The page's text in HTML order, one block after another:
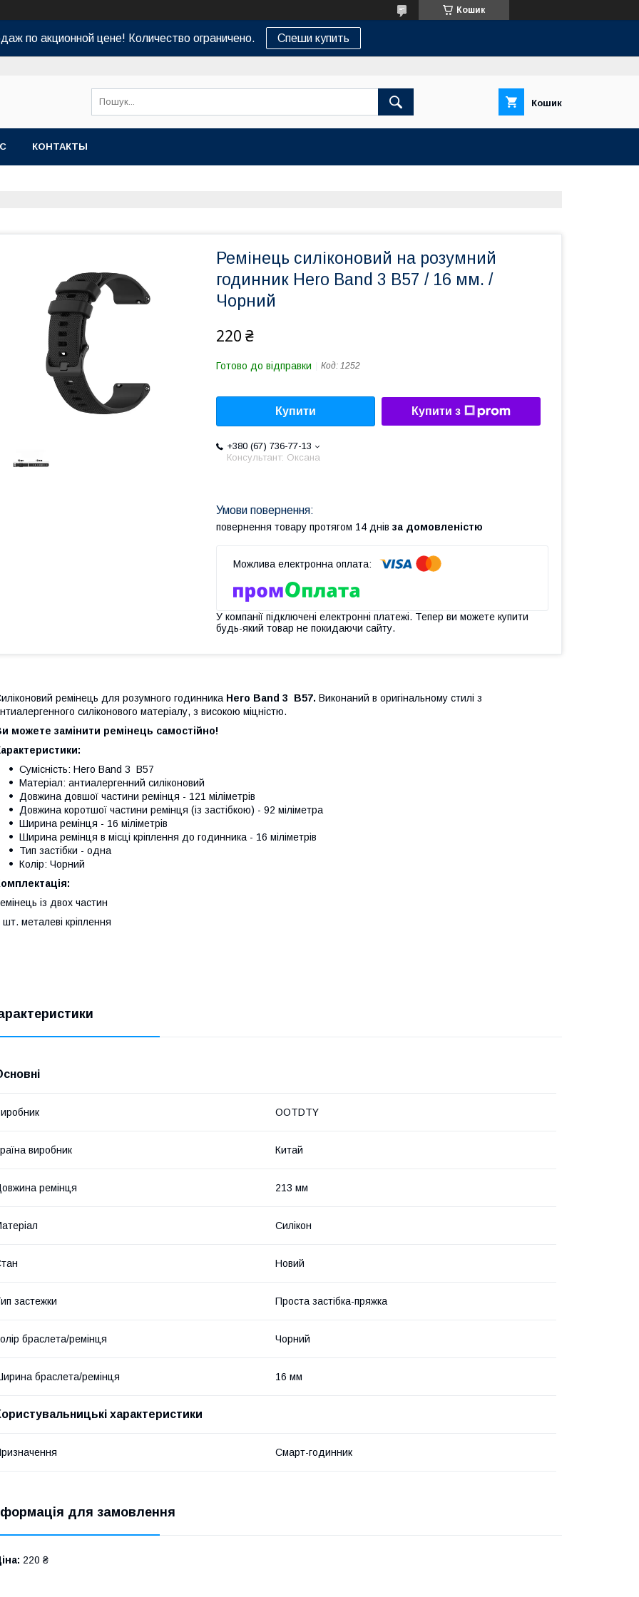
Кошик
по акционной цене! Количество ограничено. Спеши купить
Кошик
КОНТАКТЫ
Ремінець силіконовий на розумний
годинник Hero Band 3 B57 / 16 мм. /
Чорний
220 ₴
Готово до відправки Код: 1252
Купити Купити з
+380 (67) 736-77-13
Консультант: Оксана
повернення товару протягом 14 днів за домовленістю
У компанії підключені електронні платежі. Тепер ви можете купити
будь-який товар не покидаючи сайту.
ремінець для розумного годинника Hero Band 3 B57. Виконаний в оригінальному стилі з
силіконового матеріалу, з високою міцністю.
можете замінити ремінець самостійно!
Сумісність: Hero Band 3 B57
Матеріал: антиалергенний силіконовий
Довжина довшої частини ремінця - 121 міліметрів
Довжина коротшої частини ремінця (із застібкою) - 92 міліметра
Ширина ремінця - 16 міліметрів
Ширина ремінця в місці кріплення до годинника - 16 міліметрів
Тип застібки - одна
Колір: Чорний
із двох частин
шт. металеві кріплення
OOTDTY
виробник Китай
ремінця 213 мм
Силікон
Новий
застежки Проста застібка-пряжка
браслета/ремінця Чорний
браслета/ремінця 16 мм
характеристики
Смарт-годинник
для замовлення
220 ₴